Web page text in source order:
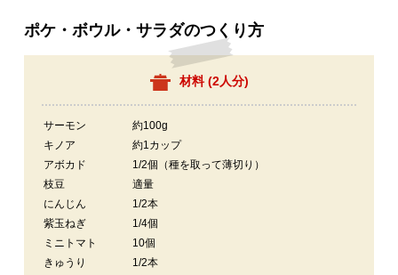
ポケ・ボウル・サラダのつくり方
材料 (2人分)
サーモン
約100g
キノア
約1カップ
アボカド
1/2個（種を取って薄切り）
枝豆
適量
にんじん
1/2本
紫玉ねぎ
1/4個
ミニトマト
10個
きゅうり
1/2本